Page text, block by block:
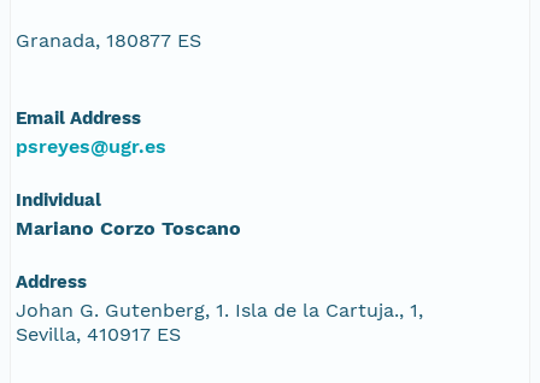
Granada, 180877 ES
Email Address
psreyes@ugr.es
Individual
Mariano Corzo Toscano
Address
Johan G. Gutenberg, 1. Isla de la Cartuja., 1,
Sevilla, 410917 ES